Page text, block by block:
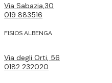
Via Sabazia,30
019 883516
FISIOS ALBENGA
Via degli Orti, 56
0182 232020